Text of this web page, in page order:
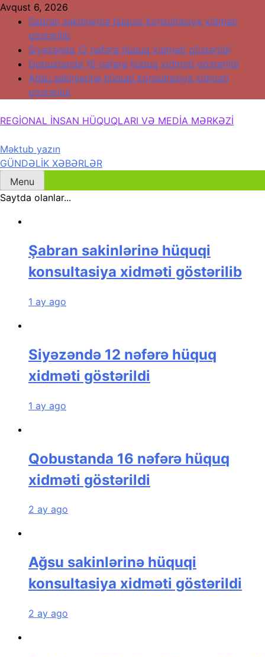
Skip
content
Avqust 6, 2026
Şabran sakinlərinə hüquqi konsultasiya xidməti
göstərilib
Siyəzəndə 12 nəfərə hüquq xidməti göstərildi
Qobustanda 16 nəfərə hüquq xidməti göstərildi
Ağsu sakinlərinə hüquqi konsultasiya xidməti
göstərildi
REGİONAL İNSAN HÜQUQLARI VƏ MEDİA MƏRKƏZİ
Regional İnsan Hüquqları və Media Mərkəzi
Məktub yazın
GÜNDƏLİK XƏBƏRLƏR
Menu
Saytda olanlar...
Şabran sakinlərinə hüquqi
konsultasiya xidməti göstərilib
1 ay ago
Siyəzəndə 12 nəfərə hüquq
xidməti göstərildi
1 ay ago
Qobustanda 16 nəfərə hüquq
xidməti göstərildi
2 ay ago
Ağsu sakinlərinə hüquqi
konsultasiya xidməti göstərildi
2 ay ago